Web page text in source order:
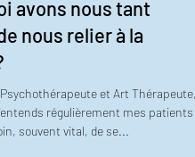
2021
3 min de lecture
avons nous tant
nous relier à la
et Art Thérapeute,